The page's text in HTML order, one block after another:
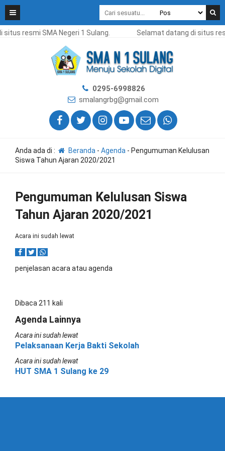
resmi SMA Negeri 1 Sulang. Selamat datang di situs
0295-6998826
smalangrbg@gmail.com
Anda ada di : Beranda - Agenda - Pengumuman Kelulusan
Siswa Tahun Ajaran 2020/2021
Pengumuman Kelulusan Siswa
Tahun Ajaran 2020/2021
Acara ini sudah lewat
penjelasan acara atau agenda
Dibaca 211 kali
Agenda Lainnya
Acara ini sudah lewat
Pelaksanaan Kerja Bakti Sekolah
Acara ini sudah lewat
HUT SMA 1 Sulang ke 29